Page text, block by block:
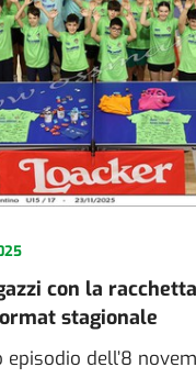
con la
stagionale
dell’8